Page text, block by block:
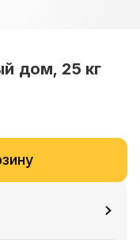
дом, 25 кг